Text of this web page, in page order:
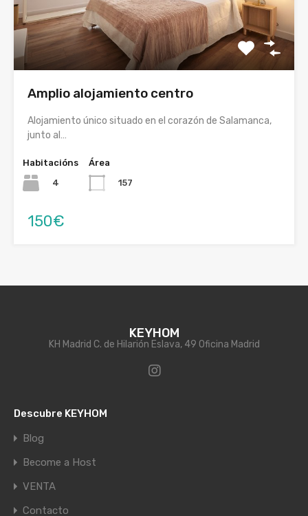
Amplio alojamiento centro
Alojamiento único situado en el corazón de Salamanca,
junto al…
Habitacións
4
Área
157
150€
KEYHOM
KH Madrid C. de Hilarión Eslava, 49 Oficina Madrid
Descubre KEYHOM
Blog
Become a Host
VENTA
Contacto